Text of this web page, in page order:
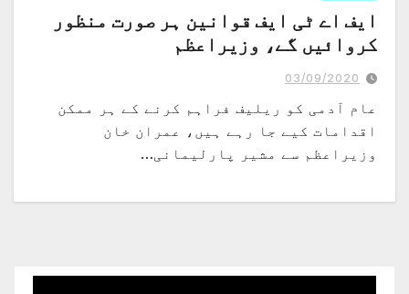
ایف اے ٹی ایف قوانین ہر صورت منظور
کروائیں گے، وزیراعظم
03/09/2020
عام آدمی کو ریلیف فراہم کرنے کے ہر ممکن
اقدامات کیے جا رہے ہیں، عمران خان
وزیراعظم سے مشیر پارلیمانی…